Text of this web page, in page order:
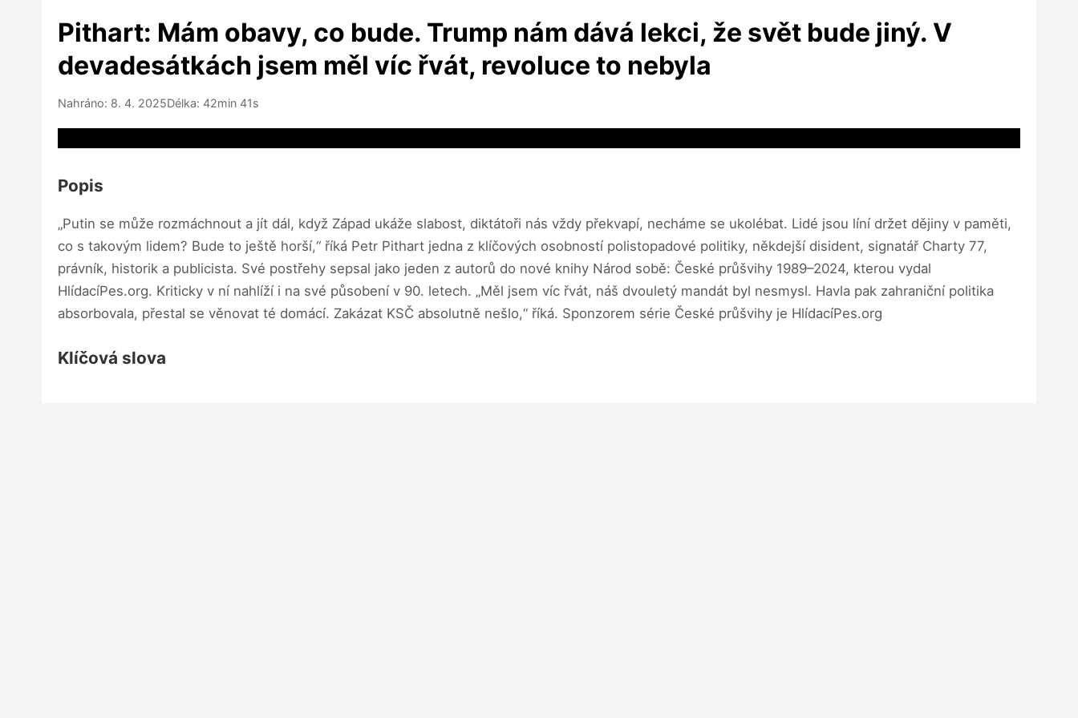
Pithart: Mám obavy, co bude. Trump nám dává lekci, že svět bude jiný. V
devadesátkách jsem měl víc řvát, revoluce to nebyla
Nahráno: 8. 4. 2025Délka: 42min 41s
Popis
„Putin se může rozmáchnout a jít dál, když Západ ukáže slabost, diktátoři nás vždy překvapí, necháme se ukolébat. Lidé jsou líní držet dějiny v paměti,
co s takovým lidem? Bude to ještě horší,“ říká Petr Pithart jedna z klíčových osobností polistopadové politiky, někdejší disident, signatář Charty 77,
právník, historik a publicista. Své postřehy sepsal jako jeden z autorů do nové knihy Národ sobě: České průšvihy 1989–2024, kterou vydal
HlídacíPes.org. Kriticky v ní nahlíží i na své působení v 90. letech. „Měl jsem víc řvát, náš dvouletý mandát byl nesmysl. Havla pak zahraniční politika
absorbovala, přestal se věnovat té domácí. Zakázat KSČ absolutně nešlo,“ říká. Sponzorem série České průšvihy je HlídacíPes.org
Klíčová slova